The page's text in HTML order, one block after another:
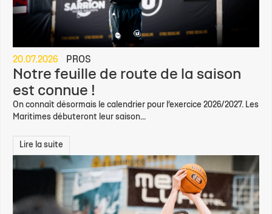
20.07.2026 PROS
Notre feuille de route de la saison
est connue !
On connaît désormais le calendrier pour l’exercice 2026/2027. Les
Maritimes débuteront leur saison...
Lire la suite